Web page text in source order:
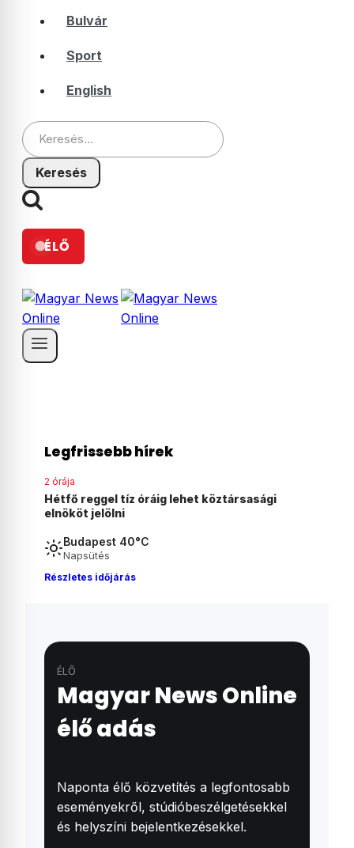
Bulvár
Sport
English
Keresés:
ÉLŐ
Legfrissebb hírek
2 órája
Szombaton szavaz a Tisza-frakció az
államfőjelöltjéről
Budapest 40°C
Napsütés
Részletes időjárás
ÉLŐ
Magyar News Online
élő adás
Naponta élő közvetítés a legfontosabb
eseményekről, stúdióbeszélgetésekkel
és helyszíni bejelentkezésekkel.